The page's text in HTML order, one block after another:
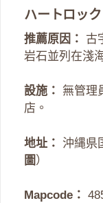
ハートロッ
推薦原因：
古
岩石並列在淺
設施：
無管理
店。
地址： 沖縄県
圖 ）
Mapcode：